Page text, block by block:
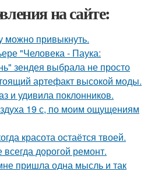
на сайте:
можно привыкнуть.
"Человека - Паука:
зендея выбрала не просто
артефакт высокой моды.
и удивила поклонников.
19 с, по моим ощущениям
красота остаётся твоей.
дорогой ремонт.
пришла одна мысль и так